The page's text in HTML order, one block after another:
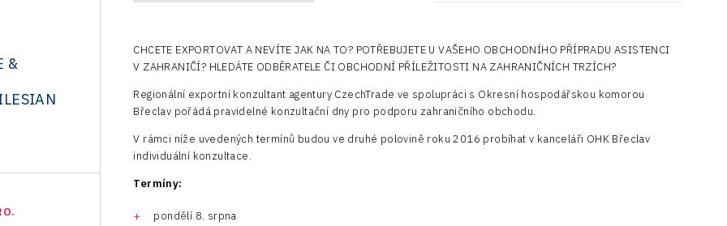
&
CHCETE EXPORTOVAT A NEVÍTE JAK NA TO? POTŘEBUJETE U VAŠEHO OBCHODNÍHO PŘÍPRADU ASISTENCI
V ZAHRANIČÍ? HLEDÁTE ODBĚRATELE ČI OBCHODNÍ PŘÍLEŽITOSTI NA ZAHRANIČNÍCH TRZÍCH?
Regionální exportní konzultant agentury CzechTrade ve spolupráci s Okresní hospodářskou komorou
Břeclav pořádá pravidelné konzultační dny pro podporu zahraničního obchodu.
V rámci níže uvedených termínů budou ve druhé polovině roku 2016 probíhat v kanceláři OHK Břeclav
individuální konzultace.
Termíny:
pondělí 8. srpna